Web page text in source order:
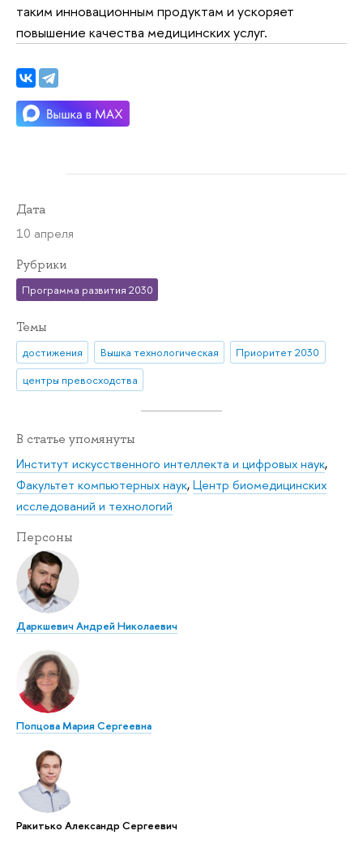
таким инновационным продуктам и ускоряет
повышение качества медицинских услуг.
Дата
10 апреля
Рубрики
Программа развития 2030
Темы
достижения Вышка технологическая
Приоритет 2030
центры превосходства
В статье упомянуты
Институт искусственного интеллекта и цифровых наук,
Факультет компьютерных наук,Центр биомедицинских
исследований и технологий
Персоны
Даркшевич Андрей Николаевич
Попцова Мария Сергеевна
Ракитько Александр Сергеевич